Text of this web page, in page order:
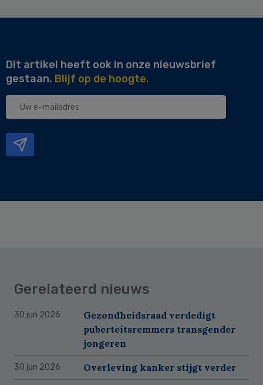
Dit artikel heeft ook in onze nieuwsbrief
gestaan. Blijf op de hoogte.
Uw
Gerelateerd nieuws
30 jun 2026
Gezondheidsraad verdedigt
puberteitsremmers transgender
jongeren
30 jun 2026 Overleving kanker stijgt verder